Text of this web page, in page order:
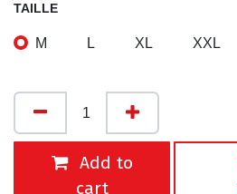
TAILLE
M L XL XXL
Add to
cart